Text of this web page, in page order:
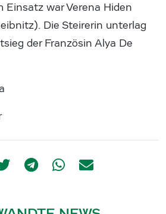
Einsatz war Verena Hiden
Die Steirerin unterlag
der Französin Alya De